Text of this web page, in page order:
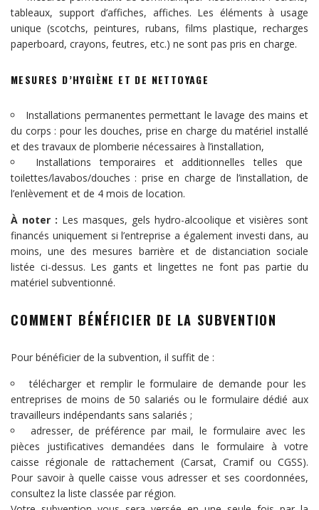
tableaux, support d’affiches, affiches. Les éléments à usage
unique (scotchs, peintures, rubans, films plastique, recharges
paperboard, crayons, feutres, etc.) ne sont pas pris en charge.
MESURES D’HYGIÈNE ET DE NETTOYAGE
Installations permanentes permettant le lavage des mains et
du corps : pour les douches, prise en charge du matériel installé
et des travaux de plomberie nécessaires à l’installation,
Installations temporaires et additionnelles telles que
toilettes/lavabos/douches : prise en charge de l’installation, de
l’enlèvement et de 4 mois de location.
À noter : Les masques, gels hydro-alcoolique et visières sont
financés uniquement si l’entreprise a également investi dans, au
moins, une des mesures barrière et de distanciation sociale
listée ci-dessus. Les gants et lingettes ne font pas partie du
matériel subventionné.
COMMENT BÉNÉFICIER DE LA SUBVENTION
Pour bénéficier de la subvention, il suffit de :
télécharger et remplir le formulaire de demande pour les
entreprises de moins de 50 salariés oule formulaire dédié aux
travailleurs indépendants sans salariés ;
adresser, de préférence par mail, le formulaire avec les
pièces justificatives demandées dans le formulaire à votre
caisse régionale de rattachement (Carsat, Cramif ou CGSS).
Pour savoir à quelle caisse vous adresser et ses coordonnées,
consultez la liste classée par région.